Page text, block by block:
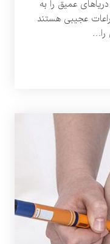
عمیق را به
عجیبی هستند
را…